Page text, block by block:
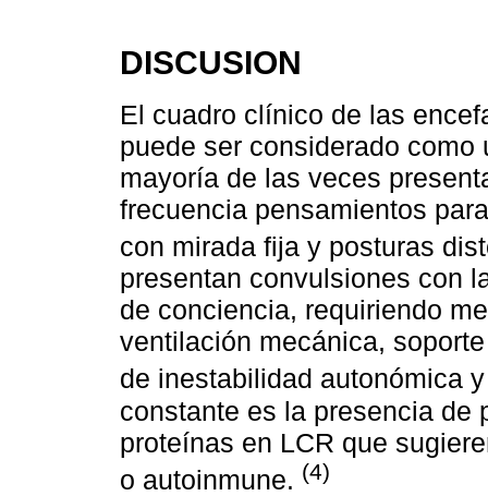
DISCUSION
El cuadro clínico de las
puede ser considerado
mayoría de las veces
frecuencia pensamientos
con mirada fija y posturas
presentan convulsiones con
de conciencia, requiriendo
ventilación mecánica,
de inestabilidad autonómica
constante es la presencia de
proteínas en LCR que
o autoinmune. (4)